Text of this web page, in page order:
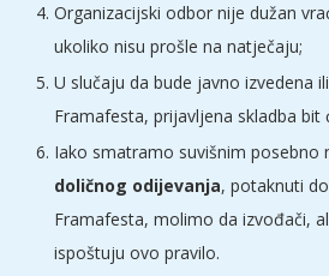
Organizacijski odbor nije dužan
ukoliko nisu prošle na natječaju;
U slučaju da bude javno izvedena
Framafesta, prijavljena skladba bit
Iako smatramo suvišnim posebno
doličnog odijevanja, potaknuti
Framafesta, molimo da izvođači,
ispoštuju ovo pravilo.